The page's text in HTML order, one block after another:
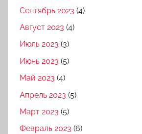
Сентябрь 2023 (4)
Август 2023 (4)
Июль 2023 (3)
Июнь 2023 (5)
Май 2023 (4)
Апрель 2023 (5)
Март 2023 (5)
Февраль 2023 (6)